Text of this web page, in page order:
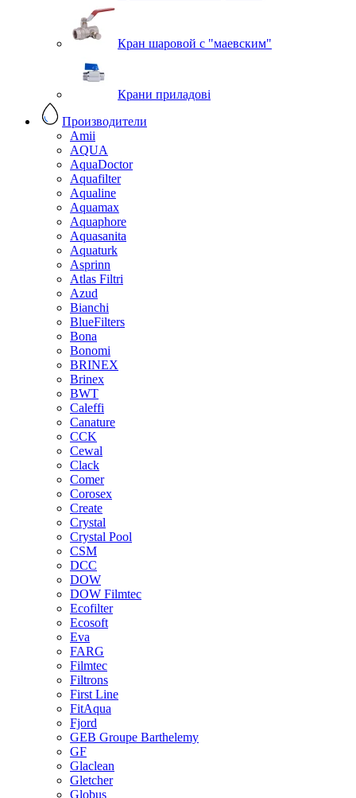
Кран шаровой с "маевским"
Крани приладові
Производители
Amii
AQUA
AquaDoctor
Aquafilter
Aqualine
Aquamax
Aquaphore
Aquasanita
Aquaturk
Asprinn
Atlas Filtri
Azud
Bianchi
BlueFilters
Bona
Bonomi
BRINEX
Brinex
BWT
Caleffi
Canature
CCK
Cewal
Clack
Comer
Corosex
Create
Crystal
Crystal Pool
CSM
DCC
DOW
DOW Filmtec
Ecofilter
Ecosoft
Eva
FARG
Filmtec
Filtrons
First Line
FitAqua
Fjord
GEB Groupe Barthelemy
GF
Glaclean
Gletcher
Globus